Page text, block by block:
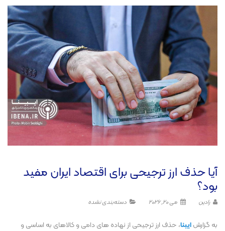
آیا حذف ارز ترجیحی برای اقتصاد ایران مفید
بود؟
رادین می 20, 2026 دسته‌بندی نشده
به گزارشایبنا، حذف ارز ترجیحی از نهاده های دامی و کالاهای به اساسی و